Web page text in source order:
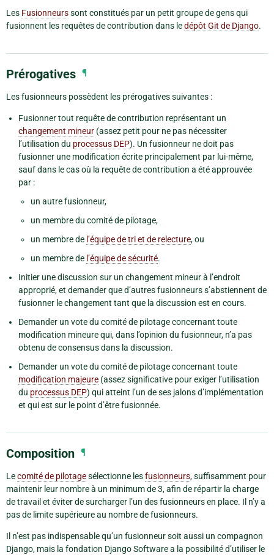
Les Fusionneurssont constitués par un petit groupe de gens qui
fusionnent les requêtes de contribution dans ledépôt Git de Django.
Prérogatives ¶
Les fusionneurs possèdent les prérogatives suivantes :
Fusionner tout requête de contribution représentant un
changement mineur (assez petit pour ne pas nécessiter
l’utilisation du processus DEP). Un fusionneur ne doit pas
fusionner une modification écrite principalement par lui-même,
sauf dans le cas où la requête de contribution a été approuvée
par :
un autre fusionneur,
un membre du comité de pilotage,
un membre de l’équipe de tri et de relecture, ou
un membre de l’équipe de sécurité.
Initier une discussion sur un changement mineur à l’endroit
approprié, et demander que d’autres fusionneurs s’abstiennent de
fusionner le changement tant que la discussion est en cours.
Demander un vote du comité de pilotage concernant toute
modification mineure qui, dans l’opinion du fusionneur, n’a pas
obtenu de consensus dans la discussion.
Demander un vote du comité de pilotage concernant toute
modification majeure (assez significative pour exiger l’utilisation
du processus DEP) qui atteint l’un de ses jalons d’implémentation
et qui est sur le point d’être fusionnée.
Composition ¶
Lecomité de pilotagesélectionne lesfusionneurs, suffisamment pour
maintenir leur nombre à un minimum de 3, afin de répartir la charge
de travail et éviter de surcharger l’un des fusionneurs en place. Il n’y a
pas de limite supérieure au nombre de fusionneurs.
Il n’est pas indispensable qu’un fusionneur soit aussi un compagnon
Django, mais la fondation Django Software a la possibilité d’utiliser le